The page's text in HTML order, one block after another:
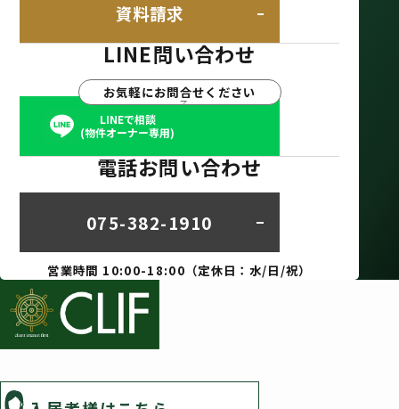
資料請求
LINE問い合わせ
お気軽にお問合せください
LINEで相談
(物件オーナー専用)
電話お問い合わせ
075-382-1910
営業時間 10:00-18:00（定休日：水/日/祝）